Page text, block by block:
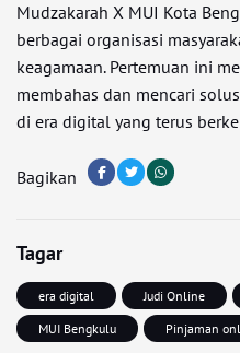
Mudzakarah X MUI Kota
berbagai organisasi
keagamaan. Pertemuan ini
membahas dan mencari
di era digital yang terus
Bagikan
Tagar
era digital Judi Online
MUI Bengkulu
Pinjaman